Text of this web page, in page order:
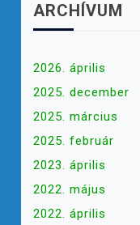
ARCHÍVUM
2026. április
2025. december
2025. március
2025. február
2023. április
2022. május
2022. április